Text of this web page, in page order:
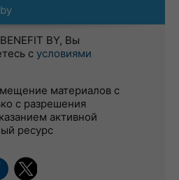
BY, Вы
с условиями
материалов с
с разрешения
активной
ресурс